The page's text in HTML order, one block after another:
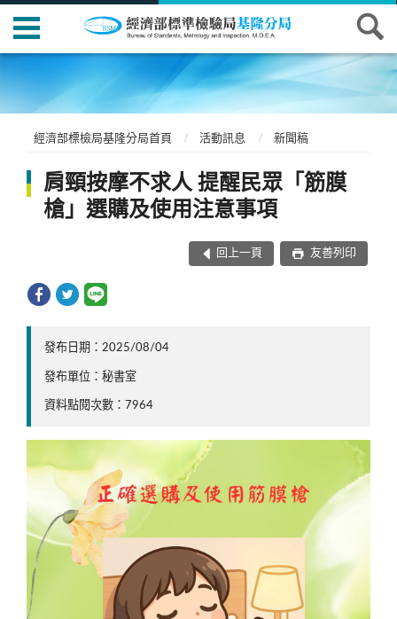
經濟部標檢局基隆分局首頁 活動訊息 新聞稿
肩頸按摩不求人 提醒民眾「筋膜
槍」選購及使用注意事項
回上一頁 友善列印
發布日期：2025/08/04
發布單位：秘書室
資料點閱次數：7964